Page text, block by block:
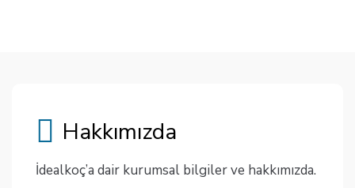
Hakkımızda
İdealkoç’a dair kurumsal bilgiler ve hakkımızda.